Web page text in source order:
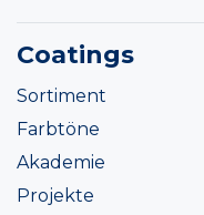
Coatings
Sortiment
Farbtöne
Akademie
Projekte